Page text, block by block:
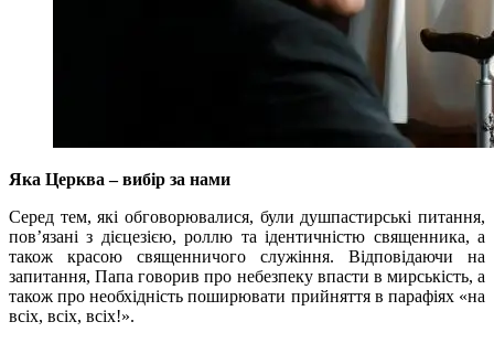
Яка Церква – вибір за нами
Серед тем, які обговорювалися, були душпастирські питання,
пов’язані з дієцезією, роллю та ідентичністю священника, а
також красою священничого служіння. Відповідаючи на
запитання, Папа говорив про небезпеку впасти в мирськість, а
також про необхідність поширювати прийняття в парафіях «на
всіх, всіх, всіх!».